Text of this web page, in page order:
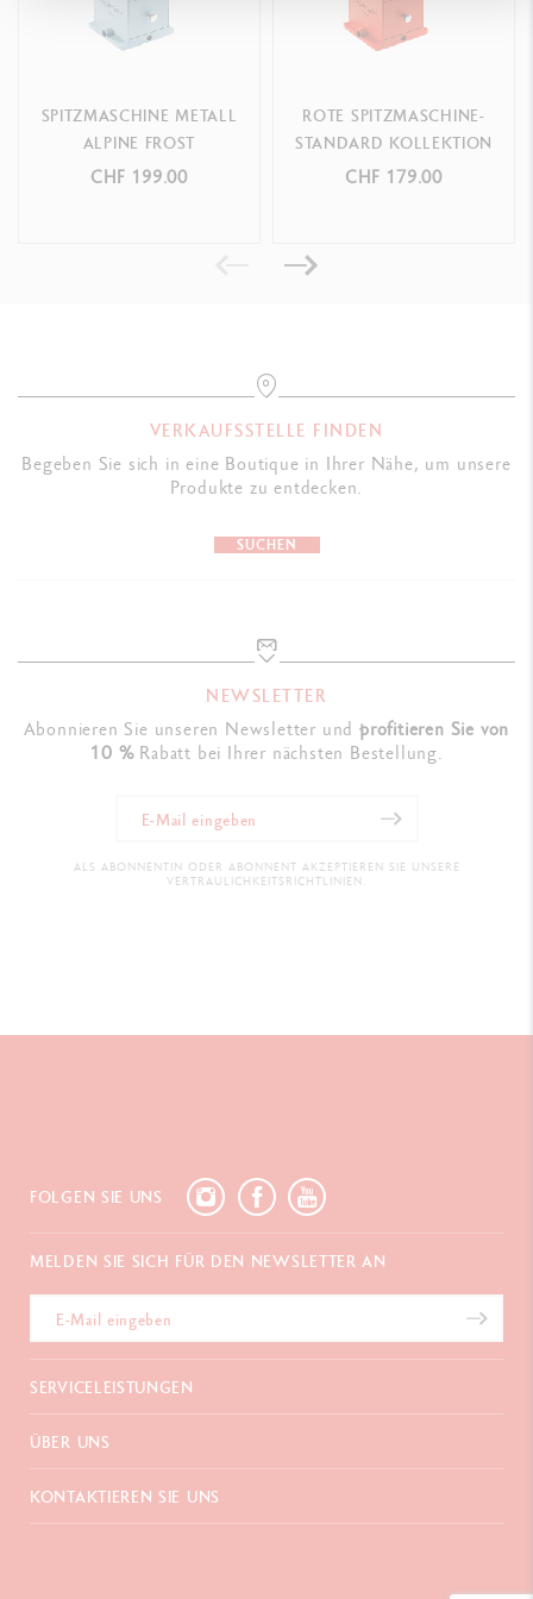
SPITZMASCHINE METALL
ALPINE FROST
CHF 199.00
ROTE SPITZMASCHINE-
STANDARD KOLLEKTION
CHF 179.00
VERKAUFSSTELLE FINDEN
Begeben Sie sich in eine Boutique in Ihrer Nähe, um unsere
Produkte zu entdecken.
SUCHEN
NEWSLETTER
Abonnieren Sie unseren Newsletter undprofitieren Sie von
10 %Rabatt bei Ihrer nächsten Bestellung.
ALS ABONNENTIN ODER ABONNENT AKZEPTIEREN SIE UNSERE
VERTRAULICHKEITSRICHTLINIEN.
FOLGEN SIE UNS
MELDEN SIE SICH FÜR DEN NEWSLETTER AN
SERVICELEISTUNGEN
E-Geschenkgutschein
Retouren
ÜBER UNS
Häufig gestellte Fragen
KONTAKTIEREN SIE UNS